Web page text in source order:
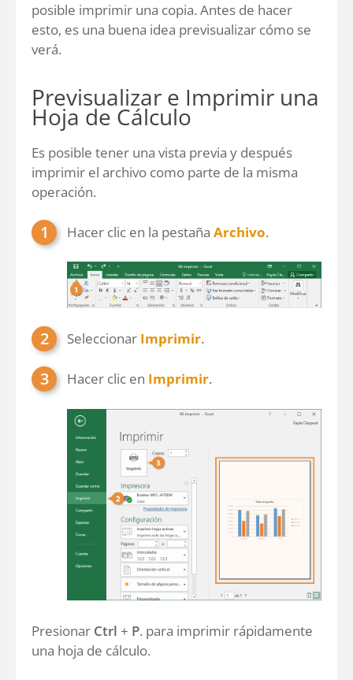
posible imprimir una copia. Antes de hacer
esto, es una buena idea previsualizar cómo se
verá.
Previsualizar e Imprimir una
Hoja de Cálculo
Es posible tener una vista previa y después
imprimir el archivo como parte de la misma
operación.
Hacer clic en la pestaña Archivo.
Seleccionar Imprimir.
Hacer clic en Imprimir.
Presionar Ctrl + P. para imprimir rápidamente
una hoja de cálculo.